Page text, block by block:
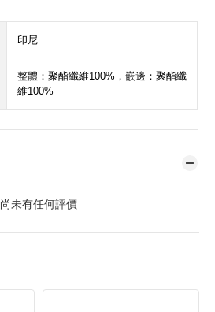
印尼
整體：聚酯纖維100%，嵌邊：聚酯纖
維100%
尚未有任何評價